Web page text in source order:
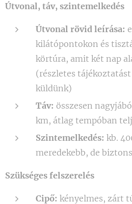
Útvonal, táv, szintemelkedés
Útvonal rövid leírása:
kilátópontokon és
körtúra, amit két nap
(részletes
küldünk)
Táv: összesen
km, átlag tempóban
Szintemelkedés: kb.
meredekebb, de
Szükséges felszerelés
Cipő: kényelmes, zárt